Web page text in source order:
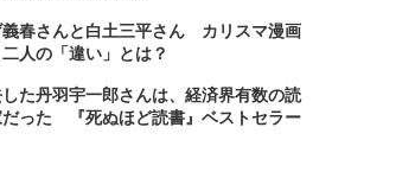
春さんと白土三平さん カリスマ漫画
人の「違い」とは？
た丹羽宇一郎さんは、経済界有数の読
った 『死ぬほど読書』ベストセラー